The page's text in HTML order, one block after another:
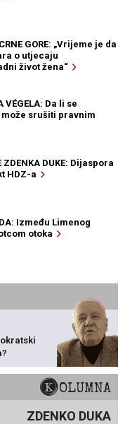
GORE: „Vrijeme je da
o utjecaju
život žena“
VÉGELA: Da li se
srušiti pravnim
ZDENKA DUKE: Dijaspora
HDZ-a
Između Limenog
otoka
KOLUMNA
ZDENKO DUKA